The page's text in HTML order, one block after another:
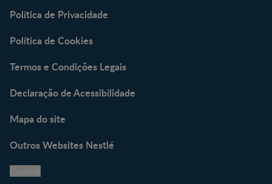
Política de Privacidade
Política de Cookies
Termos e Condições Legais
Declaração de Acessibilidade
Mapa do site
Outros Websites Nestlé